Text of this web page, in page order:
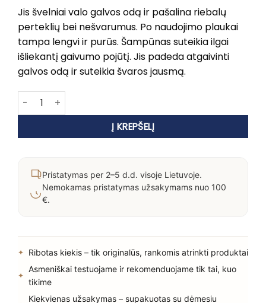
Jis švelniai valo galvos odą ir pašalina riebalų
perteklių bei nešvarumus. Po naudojimo plaukai
tampa lengvi ir purūs. Šampūnas suteikia ilgai
išliekantį gaivumo pojūtį. Jis padeda atgaivinti
galvos odą ir suteikia švaros jausmą.
produkto kiekis: Pink Me Up So Fresh Shampoo
Į KREPŠELĮ
Pristatymas per 2–5 d.d. visoje Lietuvoje.
Nemokamas pristatymas užsakymams nuo 100
€.
Ribotas kiekis – tik originalūs, rankomis atrinkti produktai
Asmeniškai testuojame ir rekomenduojame tik tai, kuo
tikime
Kiekvienas užsakymas – supakuotas su dėmesiu